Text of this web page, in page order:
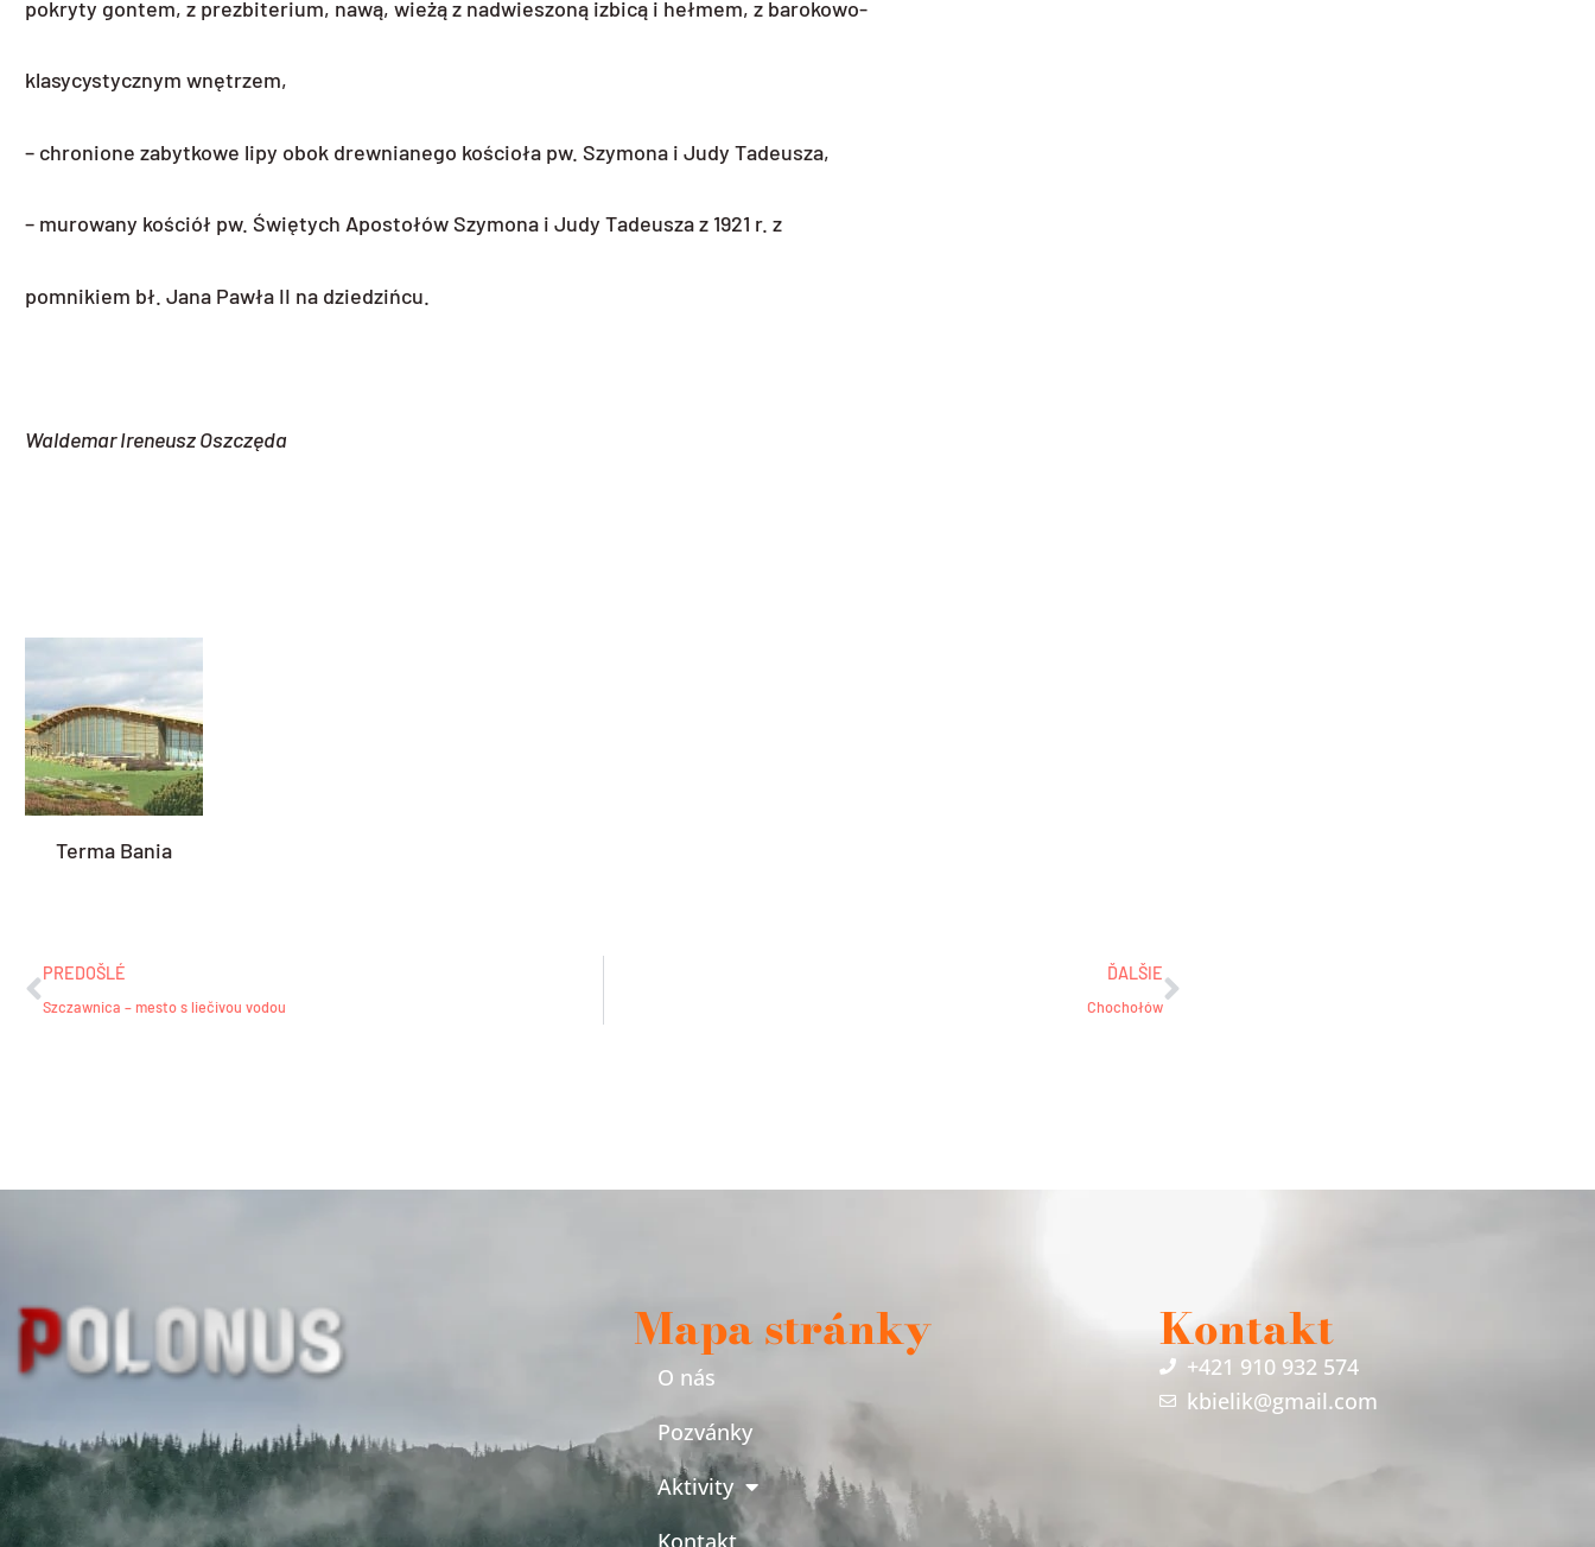
pokryty gontem, z prezbiterium, nawą, wieżą z nadwieszoną izbicą i hełmem, z barokowo-
klasycystycznym wnętrzem,
– chronione zabytkowe lipy obok drewnianego kościoła pw. Szymona i Judy Tadeusza,
– murowany kościół pw. Świętych Apostołów Szymona i Judy Tadeusza z 1921 r. z
pomnikiem bł. Jana Pawła II na dziedzińcu.
Waldemar Ireneusz Oszczęda
Terma Bania
PREDOŠLÉ
Szczawnica – mesto s liečivou vodou
ĎALŠIE
Chochołów
Mapa stránky
O nás
Pozvánky
Aktivity
Kontakt
Kontakt
+421 910 932 574
kbielik@gmail.com